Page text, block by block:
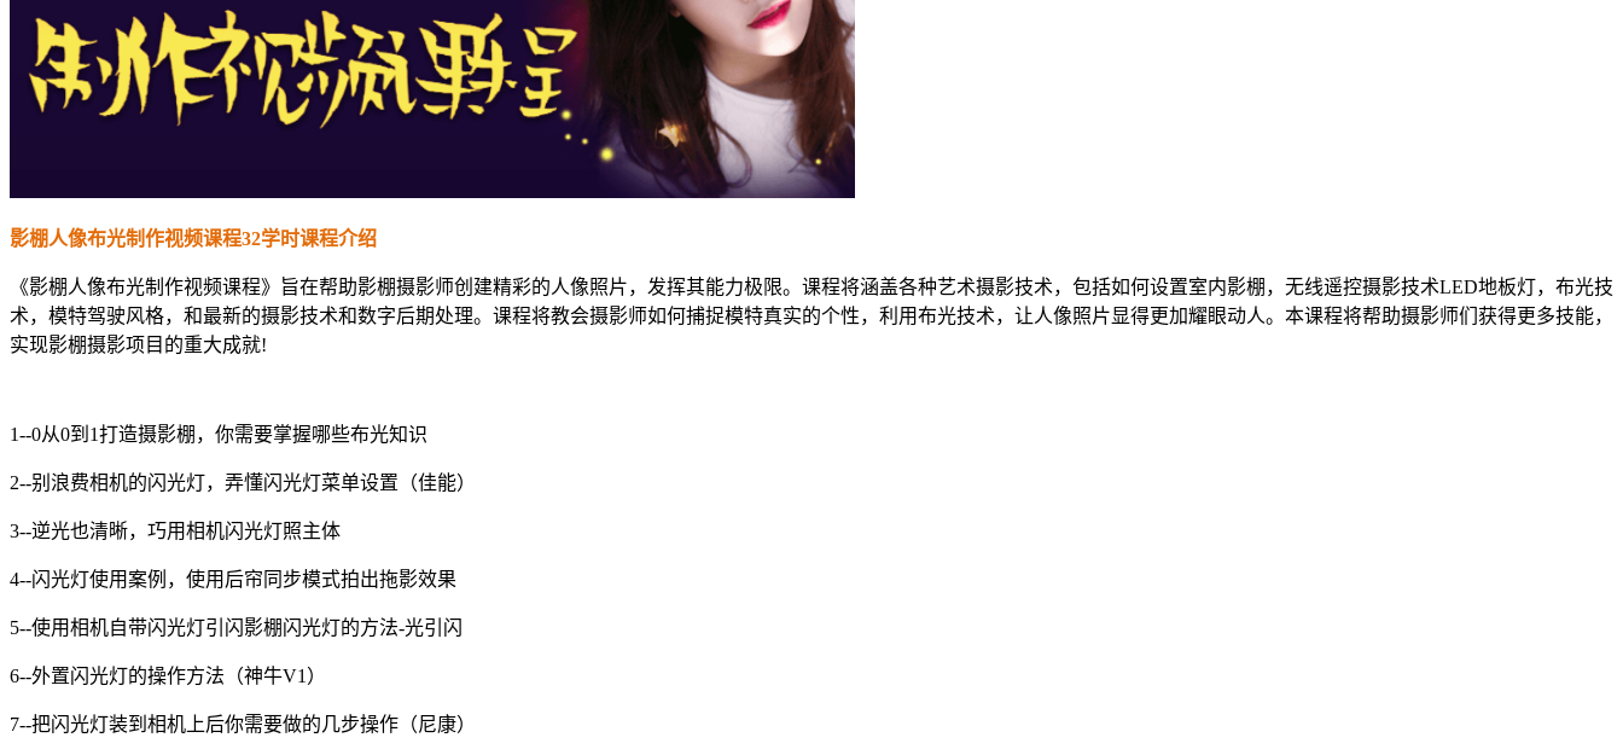
影棚人像布光制作视频课程32学时课程介绍
《影棚人像布光制作视频课程》旨在帮助影棚摄影师创建精彩的人像照片，发挥其能力极限。课程将涵盖各种艺术摄影技术，包括如何设置室内影棚，无线遥控摄影技术LED地板灯，布光技
术，模特驾驶风格，和最新的摄影技术和数字后期处理。课程将教会摄影师如何捕捉模特真实的个性，利用布光技术，让人像照片显得更加耀眼动人。本课程将帮助摄影师们获得更多技能，
实现影棚摄影项目的重大成就!
1--0从0到1打造摄影棚，你需要掌握哪些布光知识
2--别浪费相机的闪光灯，弄懂闪光灯菜单设置（佳能）
3--逆光也清晰，巧用相机闪光灯照主体
4--闪光灯使用案例，使用后帘同步模式拍出拖影效果
5--使用相机自带闪光灯引闪影棚闪光灯的方法-光引闪
6--外置闪光灯的操作方法（神牛V1）
7--把闪光灯装到相机上后你需要做的几步操作（尼康）